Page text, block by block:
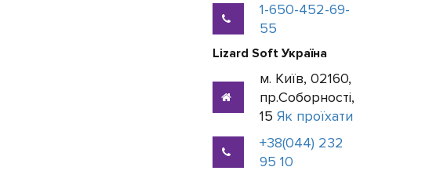
1-650-452-69-
55
Lizard Soft Україна
м. Київ, 02160,
пр.Соборності,
15 Як проїхати
+38(044) 232
95 10